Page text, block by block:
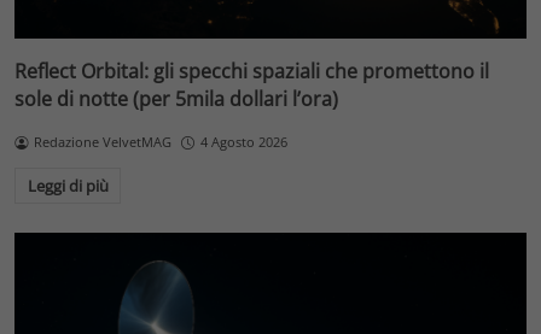
Reflect Orbital: gli specchi spaziali che promettono il
sole di notte (per 5mila dollari l’ora)
Redazione VelvetMAG 4 Agosto 2026
Leggi di più